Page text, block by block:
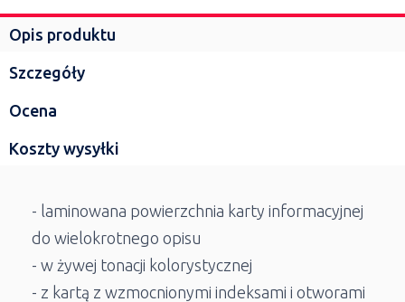
Opis produktu
Szczegóły
Ocena
Koszty wysyłki
- laminowana powierzchnia karty informacyjnej
do wielokrotnego opisu
- w żywej tonacji kolorystycznej
- z kartą z wzmocnionymi indeksami i otworami